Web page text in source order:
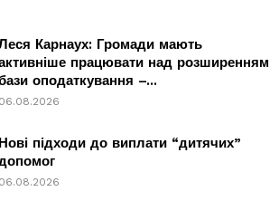
Карнаух: Громади мають
працювати над розширенням
оподаткування –...
06.08.2026
Нові підходи до виплати “дитячих”
06.08.2026